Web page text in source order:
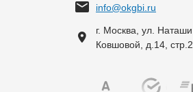
info@okgbi.ru
г. Москва, ул. Наташи
Ковшовой, д.14, стр.2